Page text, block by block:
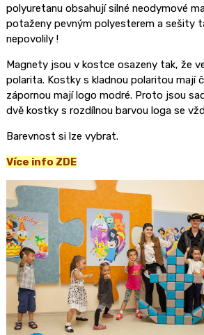
polyuretanu obsahují silné neodymové
potaženy pevným polyesterem a sešity
nepovolily !
Magnety jsou v kostce osazeny tak, že
polarita. Kostky s kladnou polaritou mají
zápornou mají logo modré. Proto jsou
dvě kostky s rozdílnou barvou loga se
Barevnost si lze vybrat.
Více info ZDE